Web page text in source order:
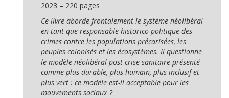
2023 – 220 pages
Ce livre aborde frontalement le système néolibéral
en tant que responsable historico-politique des
crimes contre les populations précarisées, les
peuples colonisés et les écosystèmes. Il questionne
le modèle néolibéral post-crise sanitaire présenté
comme plus durable, plus humain, plus inclusif et
plus vert : ce modèle est-il acceptable pour les
mouvements sociaux ?